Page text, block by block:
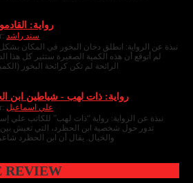
رواية:
سند راشد
نبذة عن الرواية: انطلق دخان البخور في المكان
لم أتوقع أن هذه الكمية الصغيرة ستثير كل هذا
الرائحة لم تكن كرائحة البخور
رواية: ذات لهب - شياطين ابن
علي اسماعيل
نبذة عن الرواية: رواية “ذات لهب” للكاتب علي
تدور حول شخصية ابن الحظرد، التي تعيش بين
والخيال. يقال أن ابن الحظرد
REVIEW